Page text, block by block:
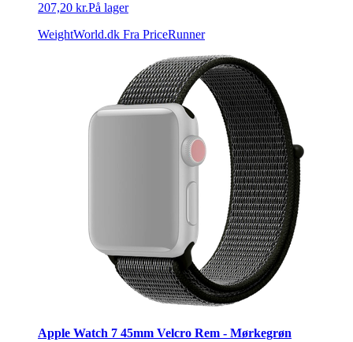
207,20 kr.På lager
WeightWorld.dk Fra PriceRunner
Apple Watch 7 45mm Velcro Rem - Mørkegrøn